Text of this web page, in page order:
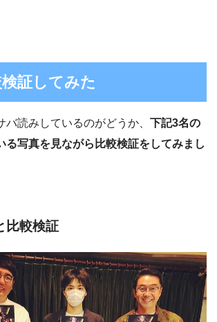
証してみた
バ読みしているのがどうか、 下記3名の
る写真を見ながら比較検証をしてみまし
比較検証